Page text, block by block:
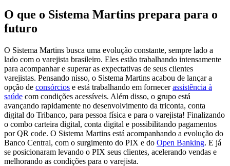
O que o Sistema Martins prepara para o
futuro
O Sistema Martins busca uma evolução constante, sempre lado a
lado com o varejista brasileiro. Eles estão trabalhando intensamente
para acompanhar e superar as expectativas de seus clientes
varejistas. Pensando nisso, o Sistema Martins acabou de lançar a
opção de consórcios e está trabalhando em fornecerassistência à
saúde com condições acessíveis. Além disso, o grupo está
avançando rapidamente no desenvolvimento da triconta, conta
digital do Tribanco, para pessoa física e para o varejista! Finalizando
o combo carteira digital, conta digital e possibilitando pagamentos
por QR code. O Sistema Martins está acompanhando a evolução do
Banco Central, com o surgimento do PIX e do Open Banking. E já
se posicionaram levando o PIX seus clientes, acelerando vendas e
melhorando as condições para o varejista.